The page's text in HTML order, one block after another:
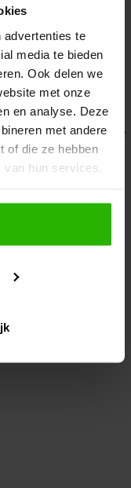
advertenties te
media te bieden
Ook delen we
met onze
en analyse. Deze
met andere
of die ze hebben
hun services.
Voordeeluitjes.nl
en
instellen welke
has occurred while
console for more